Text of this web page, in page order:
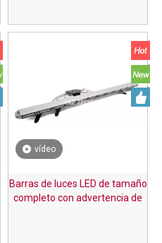
vídeo
Barras de luces LED de tamaño
completo con advertencia de